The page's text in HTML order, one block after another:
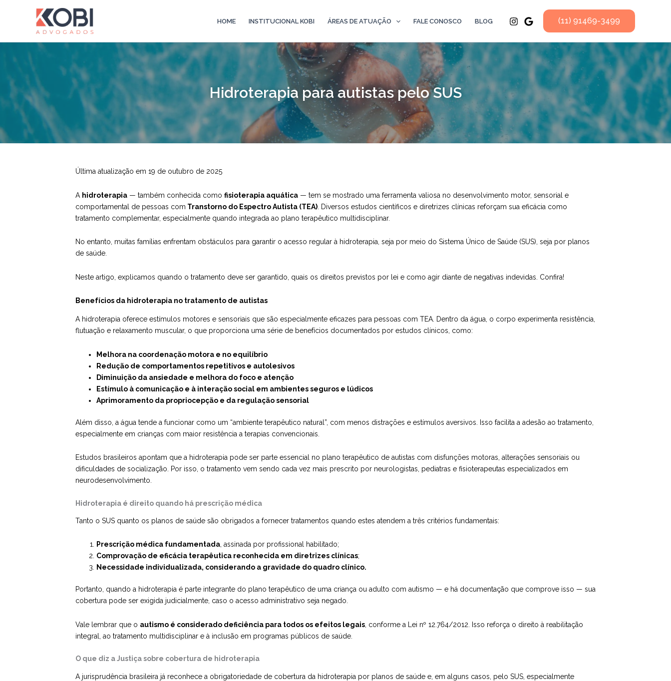
conteúdo
HOME INSTITUCIONAL KOBI ÁREAS DE ATUAÇÃO FALE CONOSCO BLOG (11) 91469-3499
Hidroterapia para autistas pelo SUS
Última atualização em 19 de outubro de 2025
A hidroterapia— também conhecida como fisioterapia aquática— tem se mostrado uma ferramenta valiosa no desenvolvimento motor, sensorial e
comportamental de pessoas com Transtorno do Espectro Autista (TEA). Diversos estudos científicos e diretrizes clínicas reforçam sua eficácia como
tratamento complementar, especialmente quando integrada ao plano terapêutico multidisciplinar.
No entanto, muitas famílias enfrentam obstáculos para garantir o acesso regular à hidroterapia, seja por meio do Sistema Único de Saúde (SUS), seja por planos
de saúde.
Neste artigo, explicamos quando o tratamento deve ser garantido, quais os direitos previstos por lei e como agir diante de negativas indevidas. Confira!
Benefícios da hidroterapia no tratamento de autistas
A hidroterapia oferece estímulos motores e sensoriais que são especialmente eficazes para pessoas com TEA. Dentro da água, o corpo experimenta resistência,
flutuação e relaxamento muscular, o que proporciona uma série de benefícios documentados por estudos clínicos, como:
Melhora na coordenação motora e no equilíbrio
Redução de comportamentos repetitivos e autolesivos
Diminuição da ansiedade e melhora do foco e atenção
Estímulo à comunicação e à interação social em ambientes seguros e lúdicos
Aprimoramento da propriocepção e da regulação sensorial
Além disso, a água tende a funcionar como um “ambiente terapêutico natural”, com menos distrações e estímulos aversivos. Isso facilita a adesão ao tratamento,
especialmente em crianças com maior resistência a terapias convencionais.
Estudos brasileiros apontam que a hidroterapia pode ser parte essencial no plano terapêutico de autistas com disfunções motoras, alterações sensoriais ou
dificuldades de socialização. Por isso, o tratamento vem sendo cada vez mais prescrito por neurologistas, pediatras e fisioterapeutas especializados em
neurodesenvolvimento.
Hidroterapia é direito quando há prescrição médica
Tanto o SUS quanto os planos de saúde são obrigados a fornecer tratamentos quando estes atendem a três critérios fundamentais:
Prescrição médica fundamentada, assinada por profissional habilitado;
Comprovação de eficácia terapêutica reconhecida em diretrizes clínicas;
Necessidade individualizada, considerando a gravidade do quadro clínico.
Portanto, quando a hidroterapia é parte integrante do plano terapêutico de uma criança ou adulto com autismo — e há documentação que comprove isso — sua
cobertura pode ser exigida judicialmente, caso o acesso administrativo seja negado.
Vale lembrar que o autismo é considerado deficiência para todos os efeitos legais, conforme a Lei nº 12.764/2012. Isso reforça o direito à reabilitação
integral, ao tratamento multidisciplinar e à inclusão em programas públicos de saúde.
O que diz a Justiça sobre cobertura de hidroterapia
A jurisprudência brasileira já reconhece a obrigatoriedade de cobertura da hidroterapia por planos de saúde e, em alguns casos, pelo SUS, especialmente